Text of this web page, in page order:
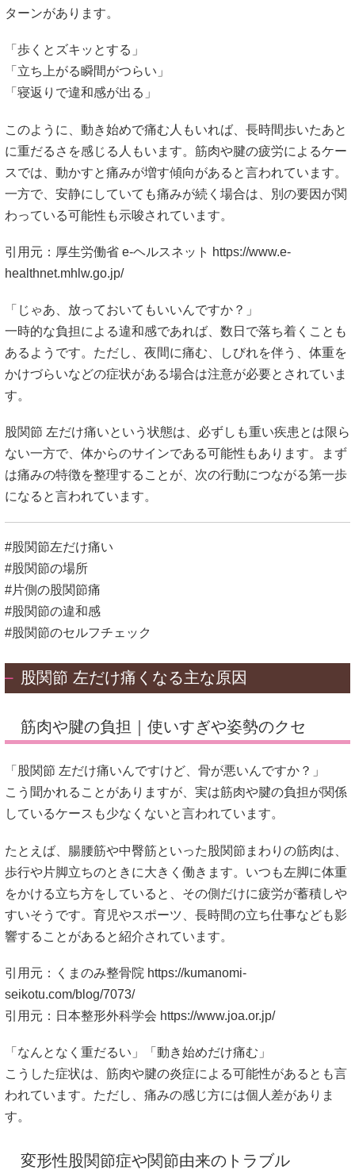
ターンがあります。
「歩くとズキッとする」
「立ち上がる瞬間がつらい」
「寝返りで違和感が出る」
このように、動き始めで痛む人もいれば、長時間歩いたあと
に重だるさを感じる人もいます。筋肉や腱の疲労によるケー
スでは、動かすと痛みが増す傾向があると言われています。
一方で、安静にしていても痛みが続く場合は、別の要因が関
わっている可能性も示唆されています。
引用元：厚生労働省 e-ヘルスネット https://www.e-
healthnet.mhlw.go.jp/
「じゃあ、放っておいてもいいんですか？」
一時的な負担による違和感であれば、数日で落ち着くことも
あるようです。ただし、夜間に痛む、しびれを伴う、体重を
かけづらいなどの症状がある場合は注意が必要とされていま
す。
股関節 左だけ痛いという状態は、必ずしも重い疾患とは限ら
ない一方で、体からのサインである可能性もあります。まず
は痛みの特徴を整理することが、次の行動につながる第一歩
になると言われています。
#股関節左だけ痛い
#股関節の場所
#片側の股関節痛
#股関節の違和感
#股関節のセルフチェック
股関節 左だけ痛くなる主な原因
筋肉や腱の負担｜使いすぎや姿勢のクセ
「股関節 左だけ痛いんですけど、骨が悪いんですか？」
こう聞かれることがありますが、実は筋肉や腱の負担が関係
しているケースも少なくないと言われています。
たとえば、腸腰筋や中臀筋といった股関節まわりの筋肉は、
歩行や片脚立ちのときに大きく働きます。いつも左脚に体重
をかける立ち方をしていると、その側だけに疲労が蓄積しや
すいそうです。育児やスポーツ、長時間の立ち仕事なども影
響することがあると紹介されています。
引用元：くまのみ整骨院 https://kumanomi-
seikotu.com/blog/7073/
引用元：日本整形外科学会 https://www.joa.or.jp/
「なんとなく重だるい」「動き始めだけ痛む」
こうした症状は、筋肉や腱の炎症による可能性があるとも言
われています。ただし、痛みの感じ方には個人差がありま
す。
変形性股関節症や関節由来のトラブル